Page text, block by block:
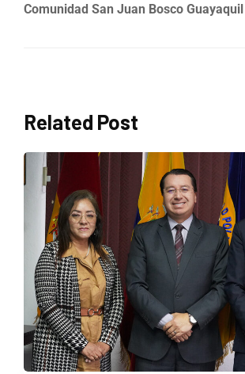
Comunidad San Juan Bosco Guayaquil
Related Post